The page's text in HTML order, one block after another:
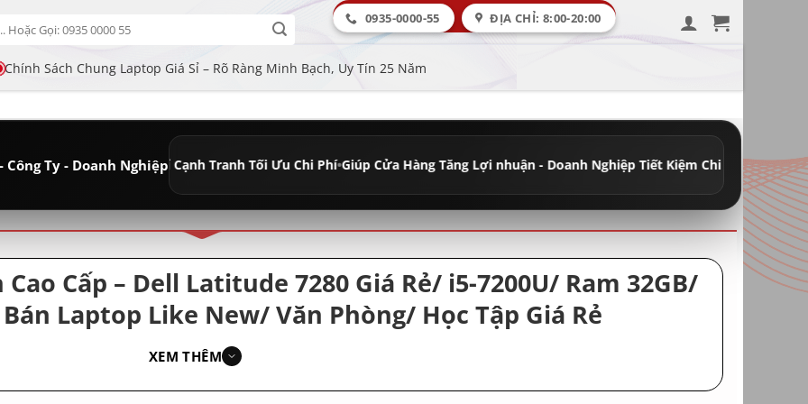
0935-0000-55 ĐỊA CHỈ: 8:00-20:00
Chính Sách Chung Laptop Giá Sỉ – Rõ Ràng Minh Bạch, Uy Tín 25 Năm
loại
Công Ty - Doanh Nghiệp
Dài•Giá Sỉ Cạnh Tranh Tối Ưu Chi Phí•Giúp Cửa Hàng Tăng Lợi nhuận - Doanh Nghiệp Tiết Kiệm Chi Phí•Đầy Đủ Máy Học Tập -
Cấp – Dell Latitude 7280 Giá Rẻ/ i5-7200U/ Ram 32GB/
Bán Laptop Like New/ Văn Phòng/ Học Tập Giá Rẻ
XEM THÊM